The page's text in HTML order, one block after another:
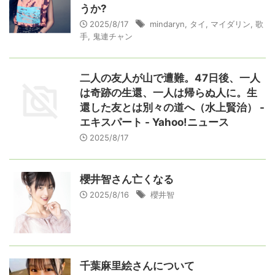
うか?
2025/8/17 mindaryn タイ マイダリン 歌
手
鬼連チャン
二人の友人が山で遭難。47日後、一人
は奇跡の生還、一人は帰らぬ人に。生
還した友とは別々の道へ（水上賢治） -
エキスパート - Yahoo!ニュース
2025/8/17
櫻井智さん亡くなる
2025/8/16 櫻井智
千葉麻里絵さんについて